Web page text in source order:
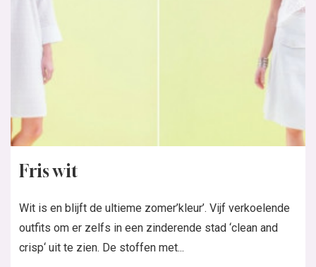
Fris wit
Wit is en blijft de ultieme zomer’kleur’. Vijf verkoelende
outfits om er zelfs in een zinderende stad ‘clean and
crisp‘ uit te zien. De stoffen met...